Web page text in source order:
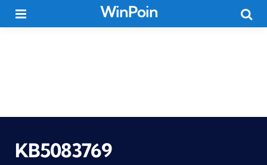
WinPoin
KB5083769